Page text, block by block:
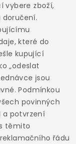
vybere zboží,
doručení.
které do
kupující
„odeslat
jsou
Podmínkou
povinných
a potvrzení
těmito
řádu